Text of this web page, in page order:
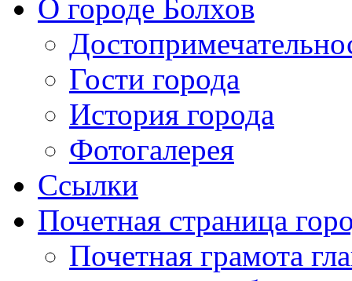
О городе Болхов
Гости города
История города
Фотогалерея
Ссылки
Почетная страница
Почетная грамота